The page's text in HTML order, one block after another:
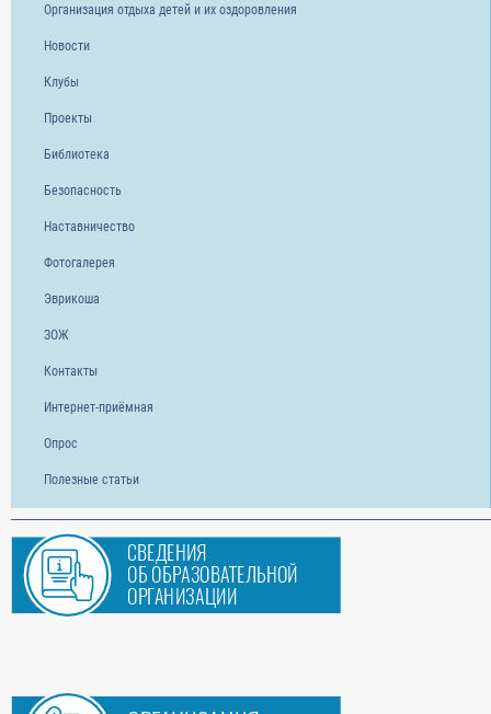
Организация отдыха детей и их оздоровления
Новости
Клубы
Проекты
Библиотека
Безопасность
Наставничество
Фотогалерея
Эврикоша
ЗОЖ
Контакты
Интернет-приёмная
Опрос
Полезные статьи